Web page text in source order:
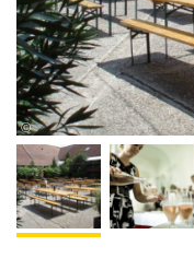
©Weinhof Kaiser